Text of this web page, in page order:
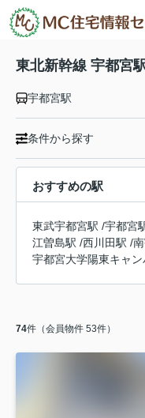
東北新幹線 宇都宮
宇都宮駅
条件から探す
おすすめの駅
東武宇都宮駅 /宇都宮
江曽島駅 /西川田駅 /
宇都宮大学陽東キャン
74件（会員物件 53件）